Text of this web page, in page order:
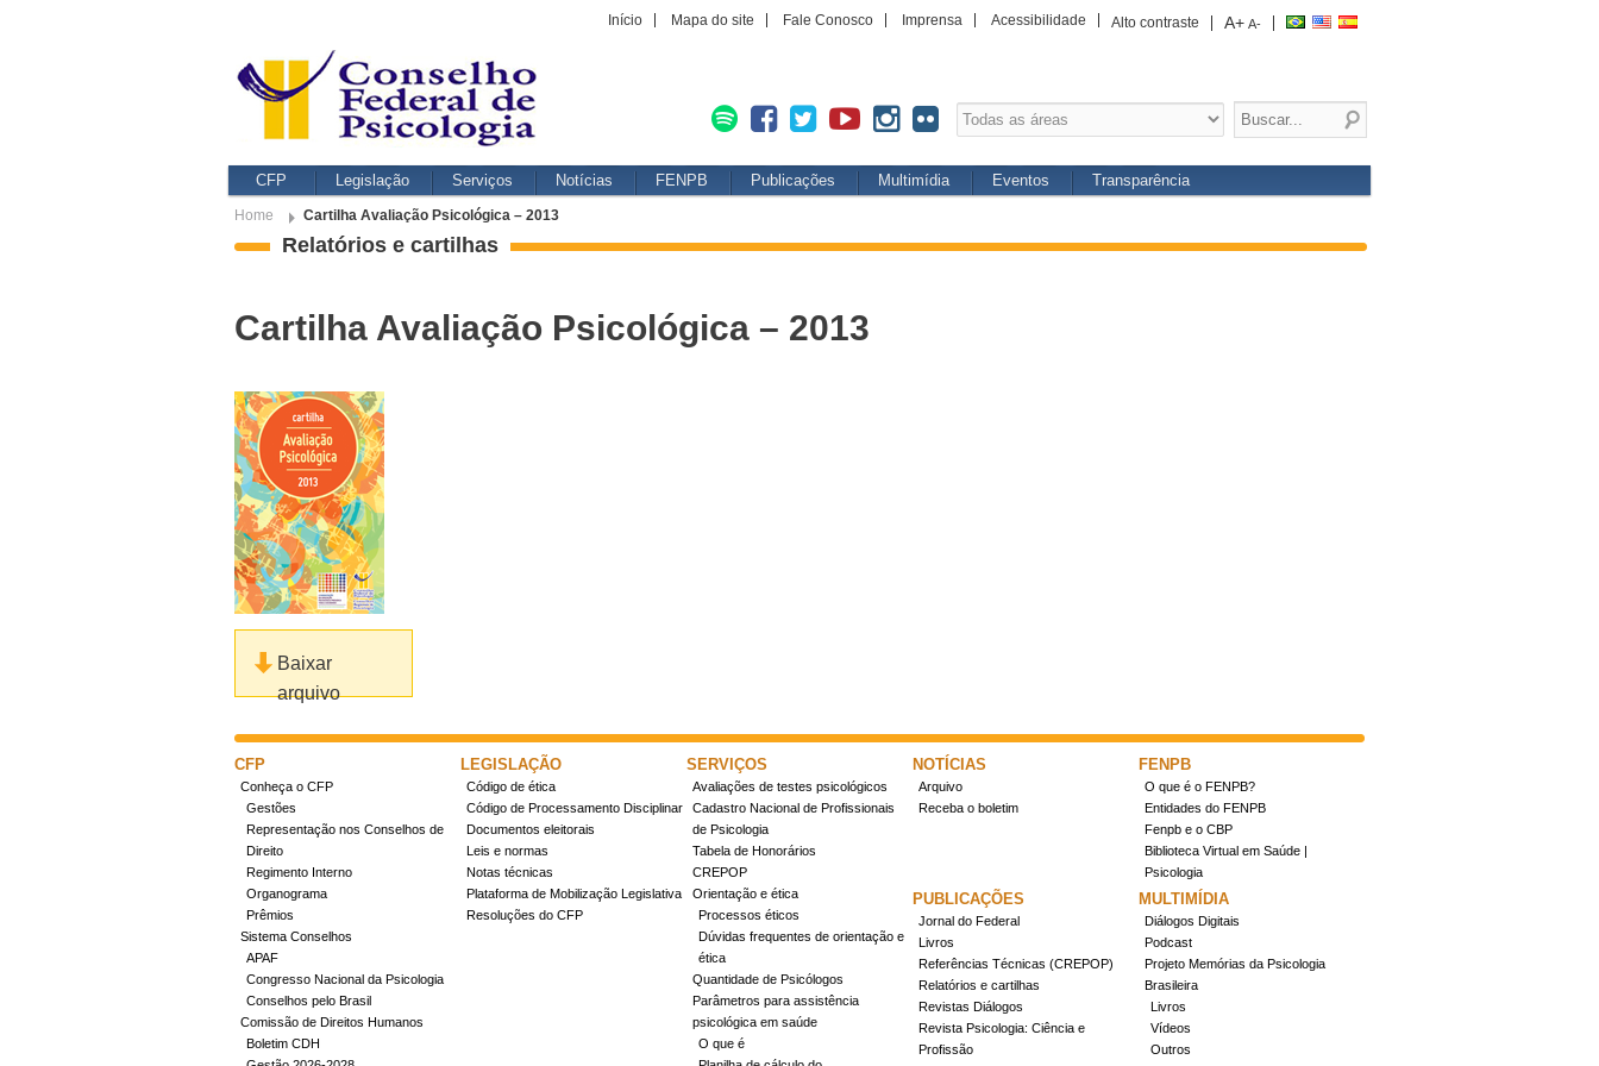
A+ A-
Alto contraste
Início Mapa do site Fale Conosco Imprensa Acessibilidade
CFP Legislação Serviços Notícias FENPB Publicações Multimídia Eventos Transparência
Home Cartilha Avaliação Psicológica – 2013
Relatórios e cartilhas
Cartilha Avaliação Psicológica – 2013
Baixar
arquivo
CFP
Conheça o CFP
Gestões
Representação nos Conselhos de
Direito
Regimento Interno
Organograma
Prêmios
Sistema Conselhos
APAF
Congresso Nacional da Psicologia
Conselhos pelo Brasil
Comissão de Direitos Humanos
Boletim CDH
LEGISLAÇÃO
Código de ética
Código de Processamento Disciplinar
Documentos eleitorais
Leis e normas
Notas técnicas
Plataforma de Mobilização Legislativa
Resoluções do CFP
SERVIÇOS
Avaliações de testes psicológicos
Cadastro Nacional de Profissionais
de Psicologia
Tabela de Honorários
CREPOP
Orientação e ética
Processos éticos
Dúvidas frequentes de orientação e
ética
Quantidade de Psicólogos
Parâmetros para assistência
psicológica em saúde
O que é
NOTÍCIAS
Arquivo
Receba o boletim
FENPB
O que é o FENPB?
Entidades do FENPB
Fenpb e o CBP
Biblioteca Virtual em Saúde |
Psicologia
PUBLICAÇÕES
Jornal do Federal
Livros
Referências Técnicas (CREPOP)
Relatórios e cartilhas
Revistas Diálogos
Revista Psicologia: Ciência e
Profissão
MULTIMÍDIA
Diálogos Digitais
Podcast
Projeto Memórias da Psicologia
Brasileira
Livros
Vídeos
Outros